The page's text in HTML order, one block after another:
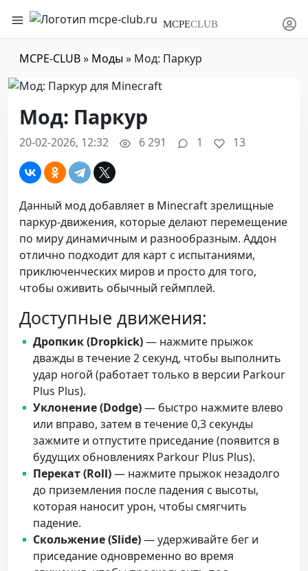
MCPECLUB
MCPE-CLUB» Моды» Мод: Паркур
Мод: Паркур
20-02-2026, 12:32 6 291 1 13
Данный мод добавляет в Minecraft зрелищные
паркур-движения, которые делают перемещение
по миру динамичным и разнообразным. Аддон
отлично подходит для карт с испытаниями,
приключенческих миров и просто для того,
чтобы оживить обычный геймплей.
Доступные движения:
Дропкик (Dropkick)— нажмите прыжок
дважды в течение 2 секунд, чтобы выполнить
удар ногой (работает только в версии Parkour
Plus Plus).
Уклонение (Dodge)— быстро нажмите влево
или вправо, затем в течение 0,3 секунды
зажмите и отпустите приседание (появится в
будущих обновлениях Parkour Plus Plus).
Перекат (Roll)— нажмите прыжок незадолго
до приземления после падения с высоты,
которая наносит урон, чтобы смягчить
падение.
Скольжение (Slide)— удерживайте бег и
приседание одновременно во время